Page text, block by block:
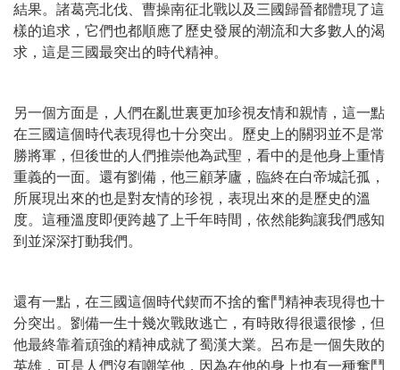
結果。諸葛亮北伐、曹操南征北戰以及三國歸晉都體現了這
樣的追求，它們也都順應了歷史發展的潮流和大多數人的渴
求，這是三國最突出的時代精神。
另一個方面是，人們在亂世裏更加珍視友情和親情，這一點
在三國這個時代表現得也十分突出。歷史上的關羽並不是常
勝將軍，但後世的人們推崇他為武聖，看中的是他身上重情
重義的一面。還有劉備，他三顧茅廬，臨終在白帝城託孤，
所展現出來的也是對友情的珍視，表現出來的是歷史的溫
度。這種溫度即便跨越了上千年時間，依然能夠讓我們感知
到並深深打動我們。
還有一點，在三國這個時代鍥而不捨的奮鬥精神表現得也十
分突出。劉備一生十幾次戰敗逃亡，有時敗得很還很慘，但
他最終靠着頑強的精神成就了蜀漢大業。呂布是一個失敗的
英雄，可是人們沒有嘲笑他，因為在他的身上也有一種奮鬥